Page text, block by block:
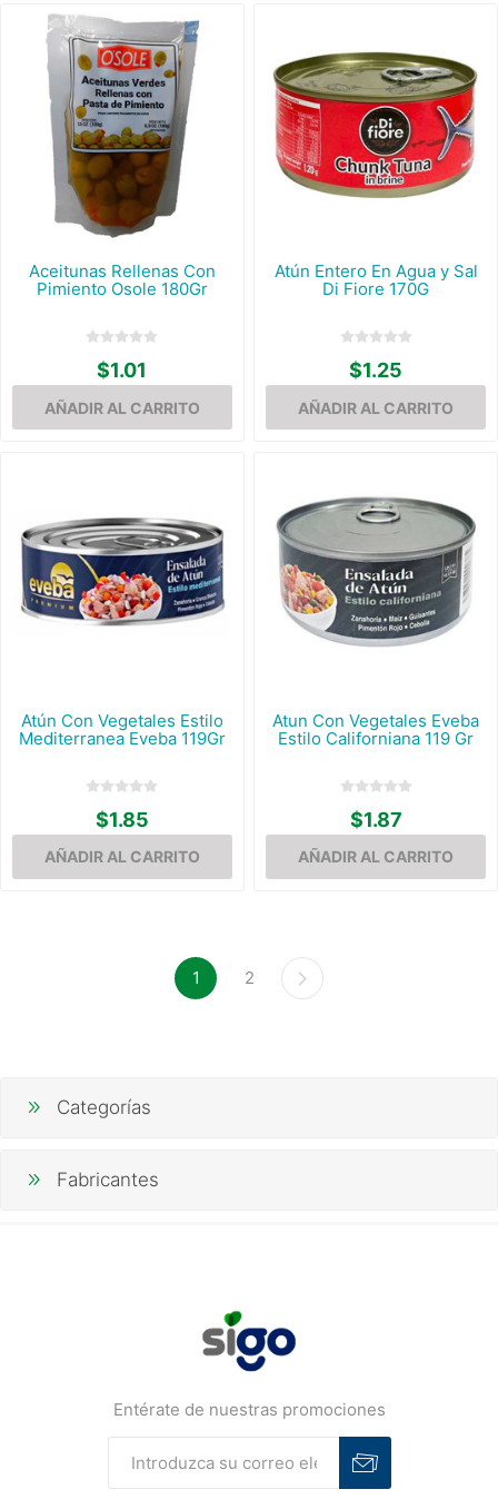
Aceitunas Rellenas Con
Pimiento Osole 180Gr
$1.01
Atún Entero En Agua y Sal
Di Fiore 170G
$1.25
Atún Con Vegetales Estilo
Mediterranea Eveba 119Gr
$1.85
Atun Con Vegetales Eveba
Estilo Californiana 119 Gr
$1.87
1 2
Categorías
Fabricantes
Entérate de nuestras promociones